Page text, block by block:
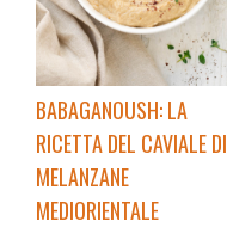
BABAGANOUSH: LA
RICETTA DEL CAVIALE DI
MELANZANE
MEDIORIENTALE